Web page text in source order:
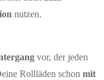
nutzen.
vor, der jeden
Rollläden schon mit